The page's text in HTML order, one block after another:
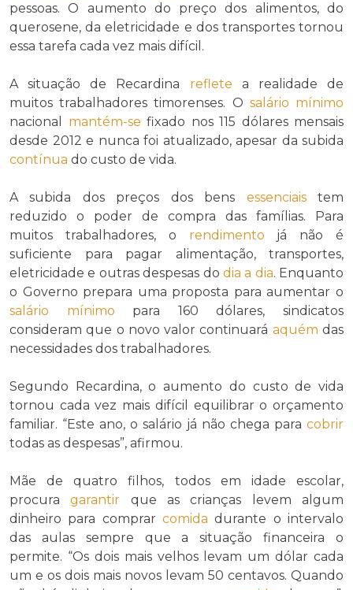
pessoas. O aumento do preço dos alimentos, do
querosene, da eletricidade e dos transportes tornou
essa tarefa cada vez mais difícil.
A situação de Recardina reflete a realidade de
muitos trabalhadores timorenses. O salário mínimo
nacional mantém-se fixado nos 115 dólares mensais
desde 2012 e nunca foi atualizado, apesar da subida
contínua do custo de vida.
A subida dos preços dos bens essenciaistem
reduzido o poder de compra das famílias. Para
muitos trabalhadores, o rendimento já não é
suficiente para pagar alimentação, transportes,
eletricidade e outras despesas do dia a dia. Enquanto
o Governo prepara uma proposta para aumentar o
salário mínimo para 160 dólares, sindicatos
consideram que o novo valor continuará aquém das
necessidades dos trabalhadores.
Segundo Recardina, o aumento do custo de vida
tornou cada vez mais difícil equilibrar o orçamento
familiar. “Este ano, o salário já não chega para cobrir
todas as despesas”, afirmou.
Mãe de quatro filhos, todos em idade escolar,
procuragarantir que as crianças levem algum
dinheiro para comprar comida durante o intervalo
das aulas sempre que a situação financeira o
permite. “Os dois mais velhos levam um dólar cada
um e os dois mais novos levam 50 centavos. Quando